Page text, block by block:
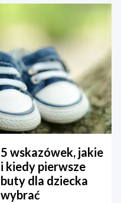
5 wskazówek, jakie
i kiedy pierwsze
buty dla dziecka
wybrać